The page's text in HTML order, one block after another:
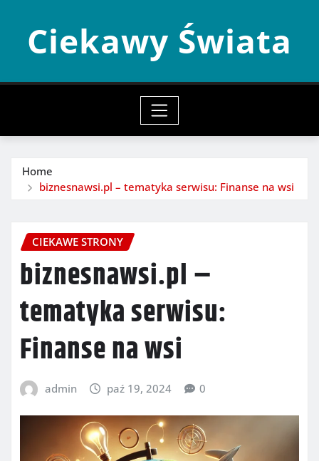
contentCiekawy Świata
Home
biznesnawsi.pl – tematyka serwisu: Finanse na wsi
CIEKAWE STRONY
biznesnawsi.pl –
tematyka serwisu:
Finanse na wsi
admin paź 19, 2024 0